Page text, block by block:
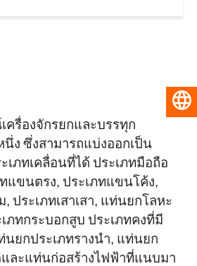
รื่องจักรยกและบรรทุก
ง ซึ่งสามารถแบ่งออกเป็น
เภทเคลื่อนที่ได้ ประเภทมือถือ
แขนตรง, ประเภทแขนโค้ง,
ประเภทเสาเสา, แท่นยกโลหะ
ภทกระบอกสูบ ประเภทคงที่มี
นยกประเภทรางนำ, แท่นยก
ละแท่นก่อสร้างไฟฟ้าที่แนบมา
ไทย